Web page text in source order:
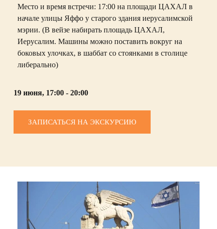
Место и время встречи: 17:00 на площади ЦАХАЛ в
начале улицы Яффо у старого здания иерусалимской
мэрии. (В вейзе набирать площадь ЦАХАЛ,
Иерусалим. Машины можно поставить вокруг на
боковых улочках, в шаббат со стоянками в столице
либерально)
19 июня, 17:00 - 20:00
ЗАПИСАТЬСЯ НА ЭКСКУРСИЮ